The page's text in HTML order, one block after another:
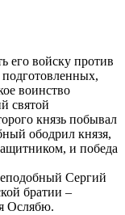
его войску против
воинство
святой
князь побывал
ободрил князя,
и победа
Сергий
братии –
Ослябю.